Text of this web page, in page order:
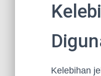
Kelebihan